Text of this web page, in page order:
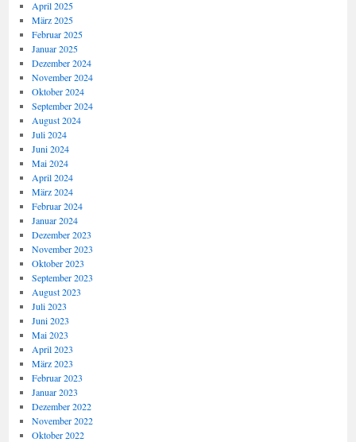
April 2025
März 2025
Februar 2025
Januar 2025
Dezember 2024
November 2024
Oktober 2024
September 2024
August 2024
Juli 2024
Juni 2024
Mai 2024
April 2024
März 2024
Februar 2024
Januar 2024
Dezember 2023
November 2023
Oktober 2023
September 2023
August 2023
Juli 2023
Juni 2023
Mai 2023
April 2023
März 2023
Februar 2023
Januar 2023
Dezember 2022
November 2022
Oktober 2022